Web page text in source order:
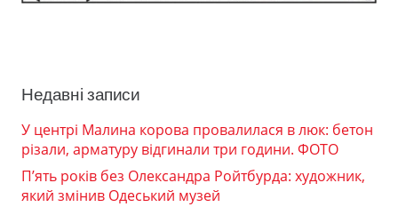
Недавні записи
У центрі Малина корова провалилася в люк: бетон
різали, арматуру відгинали три години. ФОТО
П’ять років без Олександра Ройтбурда: художник,
який змінив Одеський музей